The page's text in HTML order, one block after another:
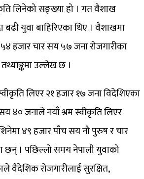
लिनेको सङ्ख्या हो । गत वैशाख
बढी युवा बाहिरिएका थिए । वैशाखमा
हजार चार सय ५७ जना रोजगारीका
उल्लेख छ ।
लिएर २१ हजार १७ जना विदेशिएका
४० जनाले नयाँ श्रम स्वीकृति लिएर
४९ हजार पाँच सय नौ पुरुष र चार
छन् । पछिल्लो समय नेपाली युवाको
रोजगारीलाई सुरक्षित,